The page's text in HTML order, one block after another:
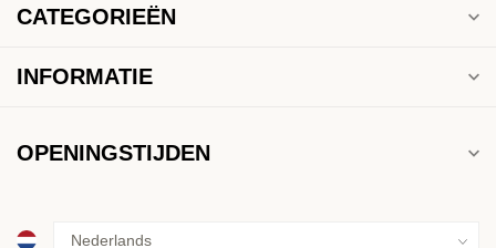
CATEGORIEËN
INFORMATIE
OPENINGSTIJDEN